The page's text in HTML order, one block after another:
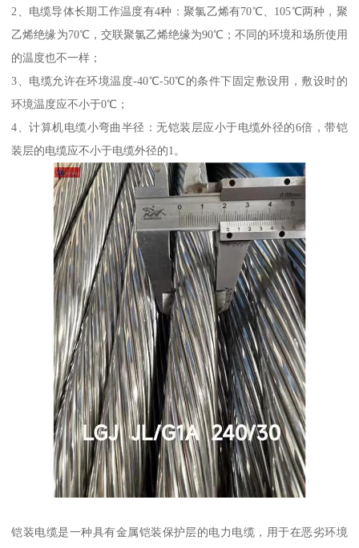
2、电缆导体长期工作温度有4种：聚氯乙烯有70℃、105℃两种，聚
乙烯绝缘为70℃，交联聚氯乙烯绝缘为90℃；不同的环境和场所使用
的温度也不一样；
3、电缆允许在环境温度-40℃-50℃的条件下固定敷设用，敷设时的
环境温度应不小于0℃；
4、计算机电缆小弯曲半径：无铠装层应小于电缆外径的6倍，带铠
装层的电缆应不小于电缆外径的1。
铠装电缆是一种具有金属铠装保护层的电力电缆，用于在恶劣环境